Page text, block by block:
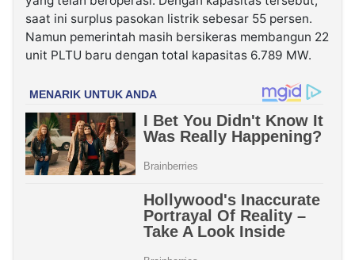
saat ini surplus pasokan listrik sebesar 55 persen.
Namun pemerintah masih bersikeras membangun 22
unit PLTU baru dengan total kapasitas 6.789 MW.